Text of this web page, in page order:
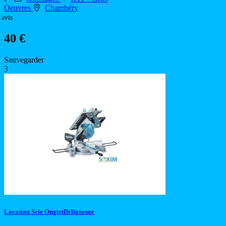
Oeuvres
Chambéry
avis
40 €
Sauvegarder
3
Location Scie OngletDéligneuse